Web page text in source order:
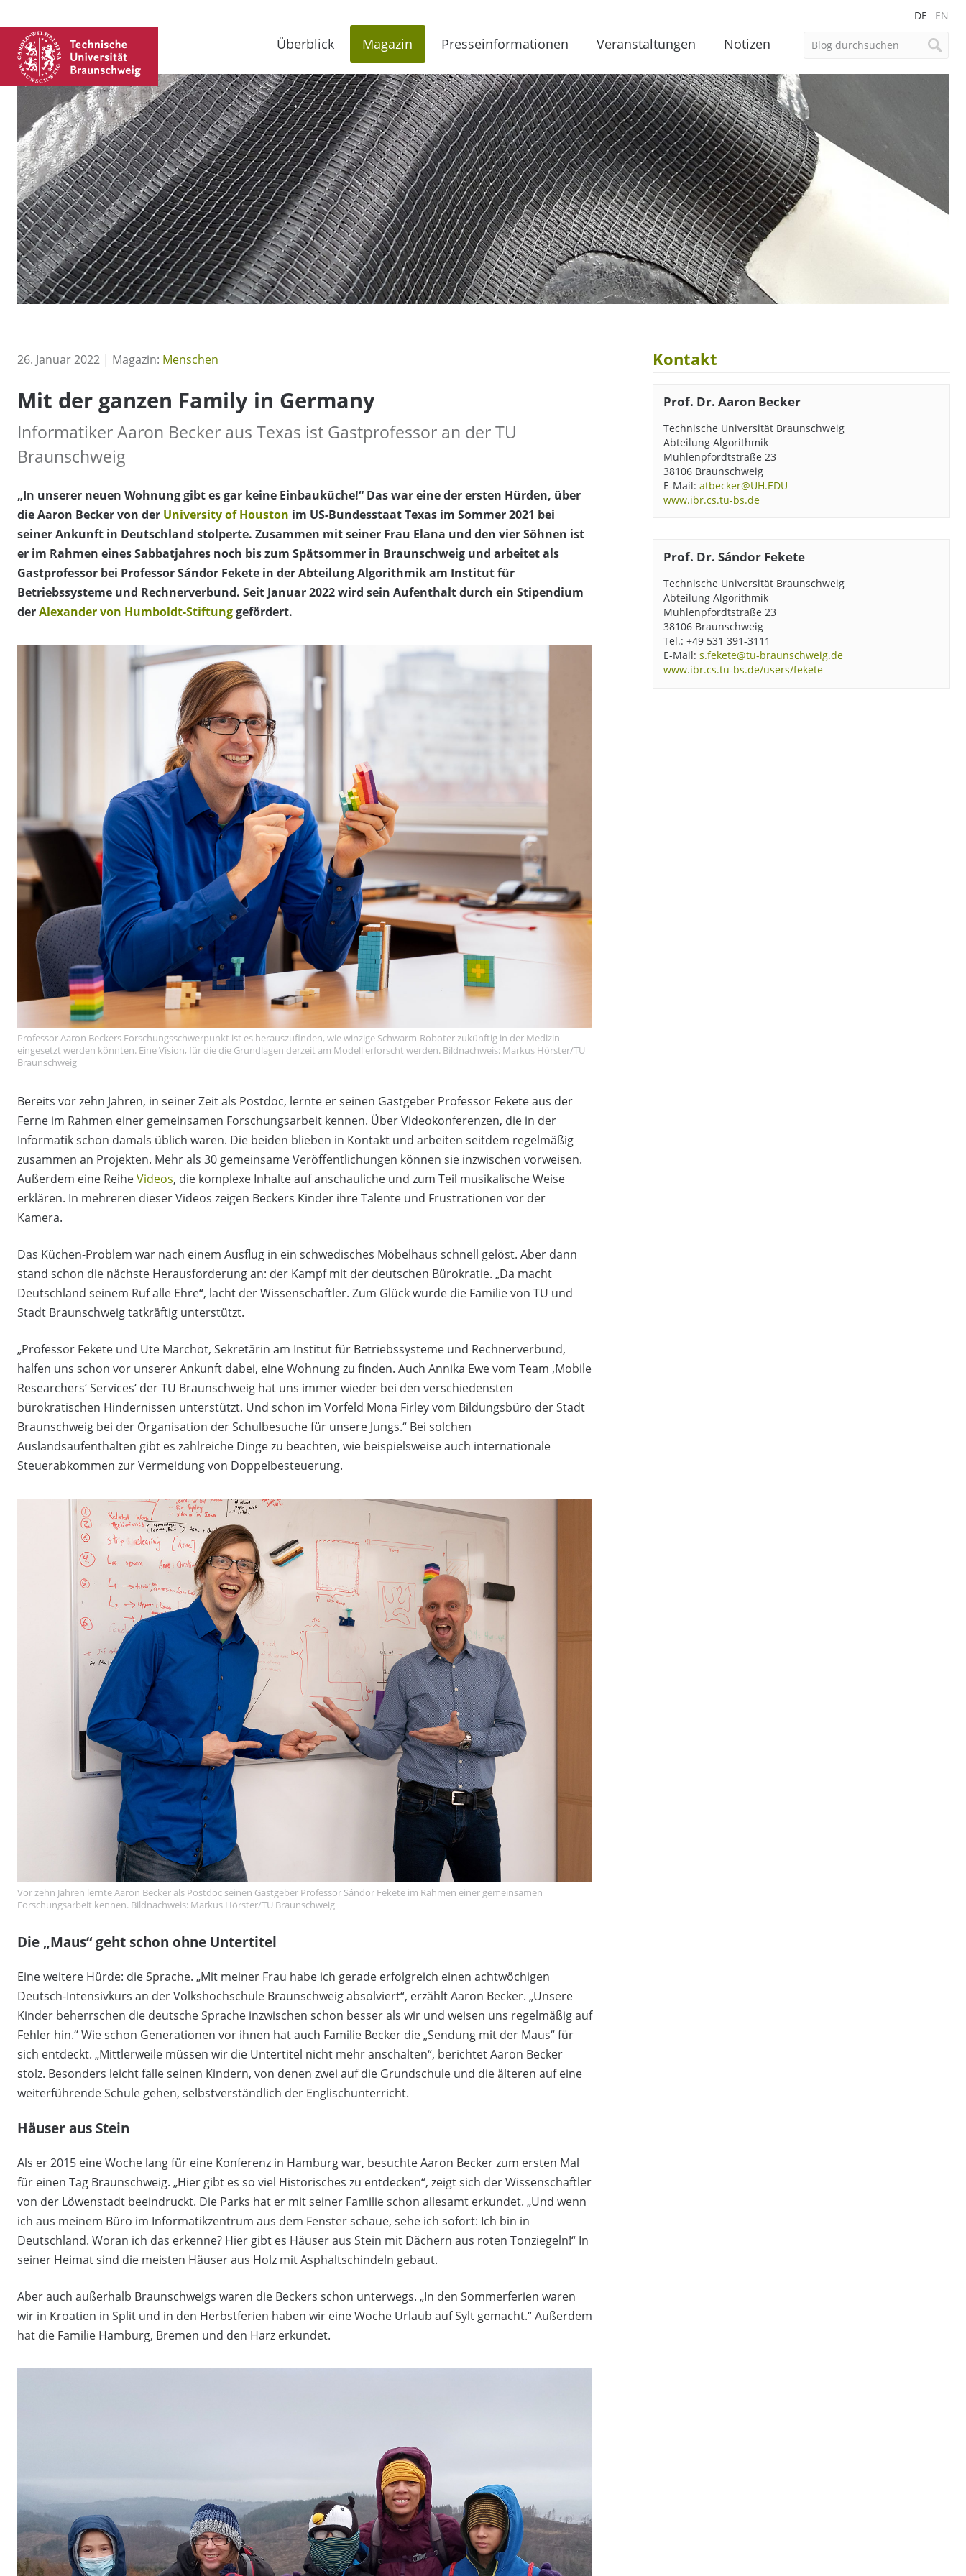
DE EN
Überblick Magazin Presseinformationen Veranstaltungen Notizen
26. Januar 2022 | Magazin: Menschen
Mit der ganzen Family in Germany
Informatiker Aaron Becker aus Texas ist Gastprofessor an der TU
Braunschweig
„In unserer neuen Wohnung gibt es gar keine Einbauküche!“ Das war eine der ersten Hürden, über
die Aaron Becker von der University of Houston im US-Bundesstaat Texas im Sommer 2021 bei
seiner Ankunft in Deutschland stolperte. Zusammen mit seiner Frau Elana und den vier Söhnen ist
er im Rahmen eines Sabbatjahres noch bis zum Spätsommer in Braunschweig und arbeitet als
Gastprofessor bei Professor Sándor Fekete in der Abteilung Algorithmik am Institut für
Betriebssysteme und Rechnerverbund. Seit Januar 2022 wird sein Aufenthalt durch ein Stipendium
derAlexander von Humboldt-Stiftunggefördert.
Professor Aaron Beckers Forschungsschwerpunkt ist es herauszufinden, wie winzige Schwarm-Roboter zukünftig in der Medizin
eingesetzt werden könnten. Eine Vision, für die die Grundlagen derzeit am Modell erforscht werden. Bildnachweis: Markus Hörster/TU
Braunschweig
Bereits vor zehn Jahren, in seiner Zeit als Postdoc, lernte er seinen Gastgeber Professor Fekete aus der
Ferne im Rahmen einer gemeinsamen Forschungsarbeit kennen. Über Videokonferenzen, die in der
Informatik schon damals üblich waren. Die beiden blieben in Kontakt und arbeiten seitdem regelmäßig
zusammen an Projekten. Mehr als 30 gemeinsame Veröffentlichungen können sie inzwischen vorweisen.
Außerdem eine ReiheVideos, die komplexe Inhalte auf anschauliche und zum Teil musikalische Weise
erklären. In mehreren dieser Videos zeigen Beckers Kinder ihre Talente und Frustrationen vor der
Kamera.
Das Küchen-Problem war nach einem Ausflug in ein schwedisches Möbelhaus schnell gelöst. Aber dann
stand schon die nächste Herausforderung an: der Kampf mit der deutschen Bürokratie. „Da macht
Deutschland seinem Ruf alle Ehre“, lacht der Wissenschaftler. Zum Glück wurde die Familie von TU und
Stadt Braunschweig tatkräftig unterstützt.
„Professor Fekete und Ute Marchot, Sekretärin am Institut für Betriebssysteme und Rechnerverbund,
halfen uns schon vor unserer Ankunft dabei, eine Wohnung zu finden. Auch Annika Ewe vom Team ‚Mobile
Researchers‘ Services‘ der TU Braunschweig hat uns immer wieder bei den verschiedensten
bürokratischen Hindernissen unterstützt. Und schon im Vorfeld Mona Firley vom Bildungsbüro der Stadt
Braunschweig bei der Organisation der Schulbesuche für unsere Jungs.“ Bei solchen
Auslandsaufenthalten gibt es zahlreiche Dinge zu beachten, wie beispielsweise auch internationale
Steuerabkommen zur Vermeidung von Doppelbesteuerung.
Vor zehn Jahren lernte Aaron Becker als Postdoc seinen Gastgeber Professor Sándor Fekete im Rahmen einer gemeinsamen
Forschungsarbeit kennen. Bildnachweis: Markus Hörster/TU Braunschweig
Die „Maus“ geht schon ohne Untertitel
Eine weitere Hürde: die Sprache. „Mit meiner Frau habe ich gerade erfolgreich einen achtwöchigen
Deutsch-Intensivkurs an der Volkshochschule Braunschweig absolviert“, erzählt Aaron Becker. „Unsere
Kinder beherrschen die deutsche Sprache inzwischen schon besser als wir und weisen uns regelmäßig auf
Fehler hin.“ Wie schon Generationen vor ihnen hat auch Familie Becker die „Sendung mit der Maus“ für
sich entdeckt. „Mittlerweile müssen wir die Untertitel nicht mehr anschalten“, berichtet Aaron Becker
stolz. Besonders leicht falle seinen Kindern, von denen zwei auf die Grundschule und die älteren auf eine
weiterführende Schule gehen, selbstverständlich der Englischunterricht.
Häuser aus Stein
Als er 2015 eine Woche lang für eine Konferenz in Hamburg war, besuchte Aaron Becker zum ersten Mal
für einen Tag Braunschweig. „Hier gibt es so viel Historisches zu entdecken“, zeigt sich der Wissenschaftler
von der Löwenstadt beeindruckt. Die Parks hat er mit seiner Familie schon allesamt erkundet. „Und wenn
ich aus meinem Büro im Informatikzentrum aus dem Fenster schaue, sehe ich sofort: Ich bin in
Deutschland. Woran ich das erkenne? Hier gibt es Häuser aus Stein mit Dächern aus roten Tonziegeln!“ In
seiner Heimat sind die meisten Häuser aus Holz mit Asphaltschindeln gebaut.
Aber auch außerhalb Braunschweigs waren die Beckers schon unterwegs. „In den Sommerferien waren
wir in Kroatien in Split und in den Herbstferien haben wir eine Woche Urlaub auf Sylt gemacht.“ Außerdem
hat die Familie Hamburg, Bremen und den Harz erkundet.
Kontakt
Prof. Dr. Aaron Becker
Technische Universität Braunschweig
Abteilung Algorithmik
Mühlenpfordtstraße 23
38106 Braunschweig
E-Mail:atbecker@UH.EDU
www.ibr.cs.tu-bs.de
Prof. Dr. Sándor Fekete
Technische Universität Braunschweig
Abteilung Algorithmik
Mühlenpfordtstraße 23
38106 Braunschweig
Tel.: +49 531 391-3111
E-Mail:s.fekete@tu-braunschweig.de
www.ibr.cs.tu-bs.de/users/fekete